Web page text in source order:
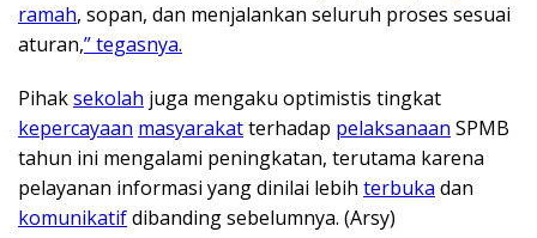
ramah, sopan, dan menjalankan seluruh proses sesuai
aturan,” tegasnya.
Pihaksekolah juga mengaku optimistis tingkat
kepercayaan masyarakatterhadap pelaksanaan SPMB
tahun ini mengalami peningkatan, terutama karena
pelayanan informasi yang dinilai lebih terbuka dan
komunikatifdibanding sebelumnya. (Arsy)